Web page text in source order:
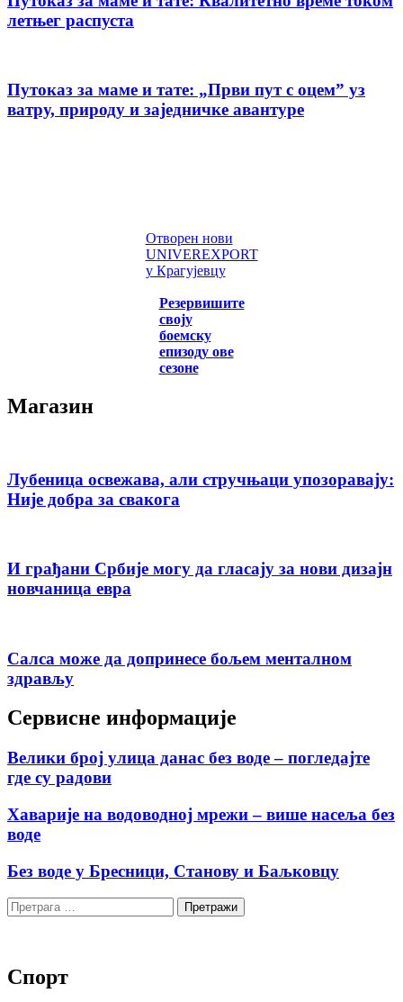
летњег распуста
Путоказ за маме и тате: „Први пут с оцемˮ уз
ватру, природу и заједничке авантуре
Отворен нови
UNIVEREXPORT
у Крагујевцу
Резервишите
своју
боемску
епизоду ове
сезоне
Магазин
Лубеница освежава, али стручњаци упозоравају:
Није добра за свакога
И грађани Србије могу да гласају за нови дизајн
новчаница евра
Салса може да допринесе бољем менталном
здрављу
Сервисне информације
Велики број улица данас без воде – погледајте
где су радови
Хаварије на водоводној мрежи – више насеља без
воде
Без воде у Бресници, Станову и Баљковцу
Претрага
за:
Спорт